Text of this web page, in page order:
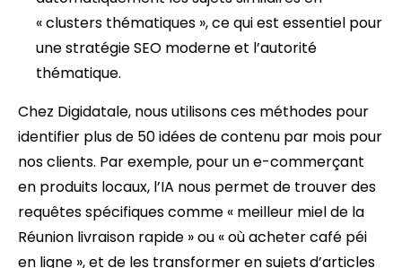
« clusters thématiques », ce qui est essentiel pour
une stratégie SEO moderne et l’autorité
thématique.
Chez Digidatale, nous utilisons ces méthodes pour
identifier plus de 50 idées de contenu par mois pour
nos clients. Par exemple, pour un e-commerçant
en produits locaux, l’IA nous permet de trouver des
requêtes spécifiques comme « meilleur miel de la
Réunion livraison rapide » ou « où acheter café péi
en ligne », et de les transformer en sujets d’articles